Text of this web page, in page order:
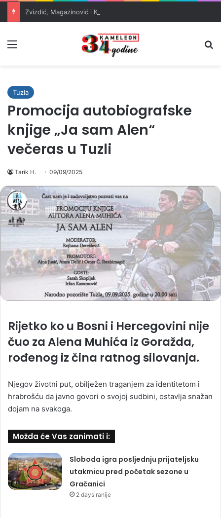
Tuzla
Promocija autobiografske
knjige „Ja sam Alen“
večeras u Tuzli
Tarik H. 09/09/2025
Rijetko ko u Bosni i Hercegovini nije
čuo za Alena Muhića iz Goražda,
rođenog iz čina ratnog silovanja.
Njegov životni put, obilježen traganjem za identitetom i
hrabrošću da javno govori o svojoj sudbini, ostavlja snažan
dojam na svakoga.
Možda će Vas zanimati i:
Sloboda igra posljednju prijateljsku
utakmicu pred početak sezone u
Gračanici
2 days ranije